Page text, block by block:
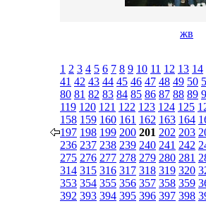
жв
1 2 3 4 5 6 7 8 9 10 11 12 13 14
41 42 43 44 45 46 47 48 49 50
80 81 82 83 84 85 86 87 88 89
119 120 121 122 123 124 125
158 159 160 161 162 163 164
197 198 199 200 201 202 203
236 237 238 239 240 241 242
275 276 277 278 279 280 281
314 315 316 317 318 319 320
353 354 355 356 357 358 359
392 393 394 395 396 397 398